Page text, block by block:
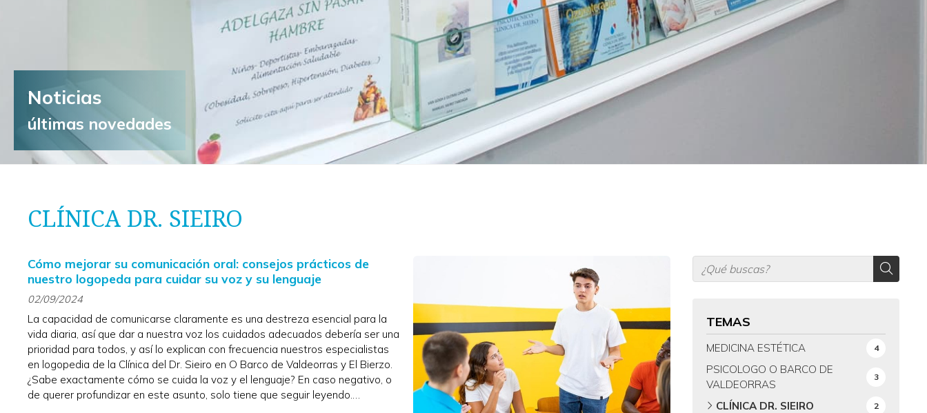
Noticias
últimas novedades
CLÍNICA DR. SIEIRO
TEMAS
MEDICINA ESTÉTICA 4
PSICOLOGO O BARCO DE
VALDEORRAS
3
CLÍNICA DR. SIEIRO 2
Cómo mejorar su comunicación oral: consejos prácticos de
nuestro logopeda para cuidar su voz y su lenguaje
02/09/2024
La capacidad de comunicarse claramente es una destreza esencial para la
vida diaria, así que dar a nuestra voz los cuidados adecuados debería ser una
prioridad para todos, y así lo explican con frecuencia nuestros especialistas
en logopedia de la Clínica del Dr. Sieiro en O Barco de Valdeorras y El Bierzo.
¿Sabe exactamente cómo se cuida la voz y el lenguaje? En caso negativo, o
de querer profundizar en este asunto, solo tiene que seguir leyendo.